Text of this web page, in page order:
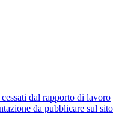
dal rapporto di lavoro
da pubblicare sul sito